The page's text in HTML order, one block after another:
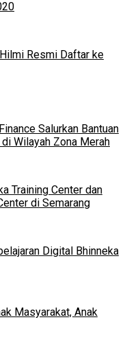
Resmi Daftar ke
Salurkan Bantuan
Wilayah Zona Merah
Training Center dan
di Semarang
Digital Bhinneka
Masyarakat, Anak